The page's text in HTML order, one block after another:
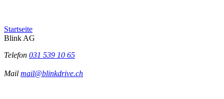
Startseite
Blink AG
Telefon 031 539 10 65
Mail mail@blinkdrive.ch